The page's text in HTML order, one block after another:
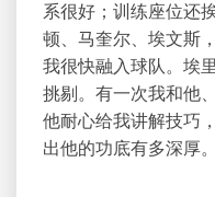
系很好；训练座位还
顿、马奎尔、埃文斯
我很快融入球队。埃
挑剔。有一次我和他
他耐心给我讲解技巧
出他的功底有多深厚